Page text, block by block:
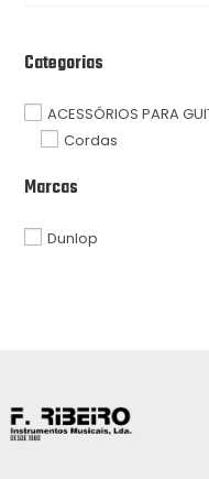
Categorias
ACESSÓRIOS PARA
Cordas
Marcas
Dunlop